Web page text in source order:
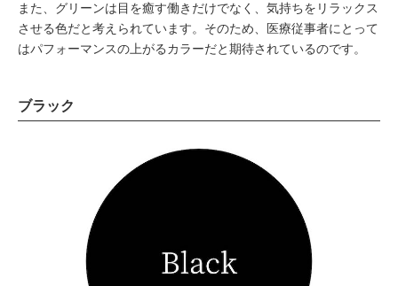
また、グリーンは目を癒す働きだけでなく、気持ちをリラックス
させる色だと考えられています。そのため、医療従事者にとって
はパフォーマンスの上がるカラーだと期待されているのです。
ブラック